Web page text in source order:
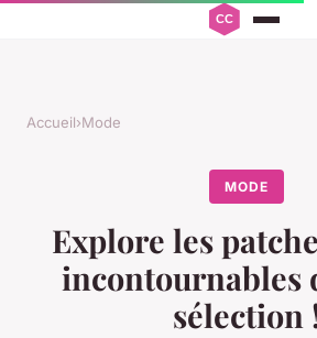
Accueil›Mode
MODE
Explore les
incontournables
sélection